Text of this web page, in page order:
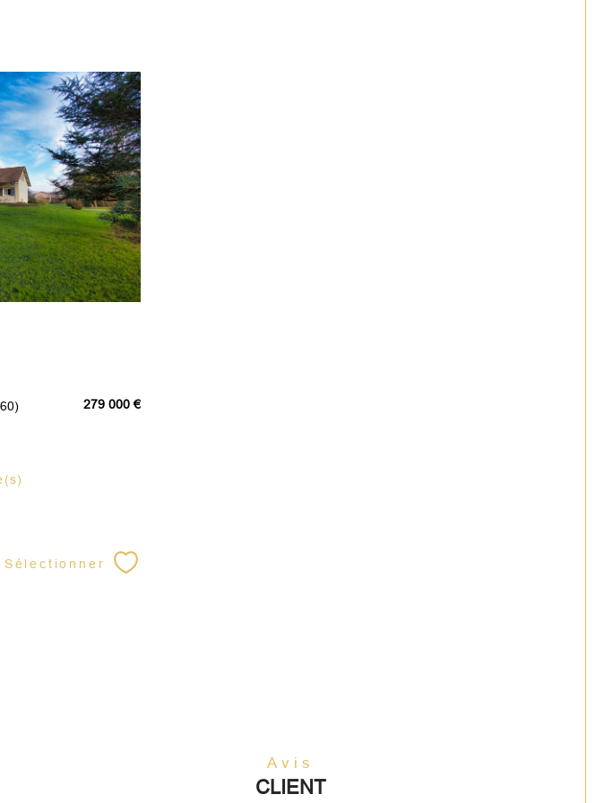
279 000 €
Sélectionner
Avis
CLIENT